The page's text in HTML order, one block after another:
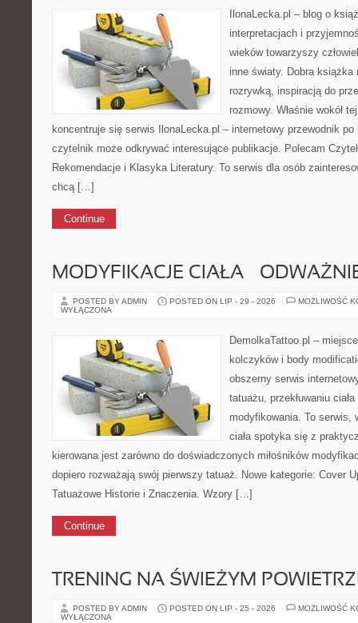
IlonaLecka.pl – blog o
interpretacjach i
wieków towarzyszy
inne światy. Dobra
rozrywką, inspiracją do
rozmowy. Właśnie wokół
koncentruje się serwis IlonaLecka.pl – internetowy przewodnik
czytelnik może odkrywać interesujące publikacje. Polecam
Rekomendacje i Klasyka Literatury. To serwis dla osób
chcą […]
Continue
MODYFIKACJE CIAŁA –
POSTED BY ADMIN POSTED ON LIP - 29 - 2026
MOŻLIWOŚĆ
WYŁĄCZONA
DemolkaTattoo.pl –
kolczyków i body
obszerny serwis
tatuażu, przekłuwaniu
modyfikowania. To serwis,
ciała spotyka się z
kierowana jest zarówno do doświadczonych miłośników
dopiero rozważają swój pierwszy tatuaż. Nowe kategorie: Cover
Tatuażowe Historie i Znaczenia. Wzory […]
Continue
TRENING NA ŚWIEŻYM
POSTED BY ADMIN POSTED ON LIP - 25 - 2026
MOŻLIWOŚĆ
WYŁĄCZONA